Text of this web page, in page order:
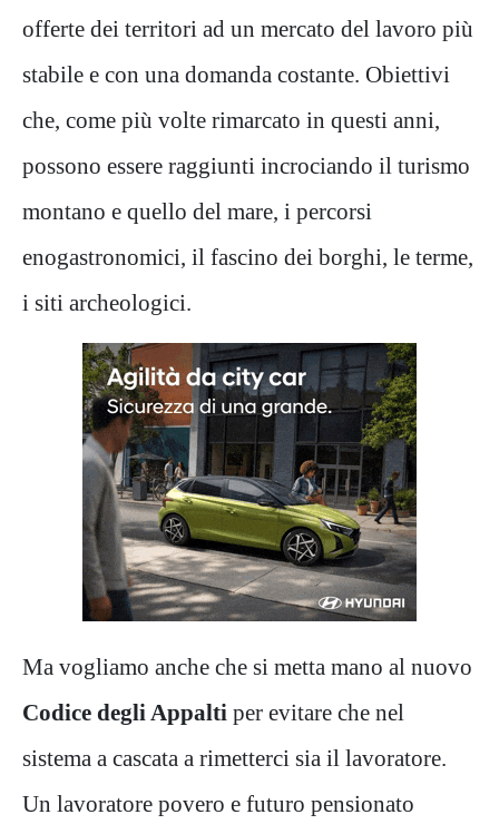
offerte dei territori ad un mercato del lavoro più
stabile e con una domanda costante. Obiettivi
che, come più volte rimarcato in questi anni,
possono essere raggiunti incrociando il turismo
montano e quello del mare, i percorsi
enogastronomici, il fascino dei borghi, le terme,
i siti archeologici.
Ma vogliamo anche che si metta mano al nuovo
Codice degli Appalti per evitare che nel
sistema a cascata a rimetterci sia il lavoratore.
Un lavoratore povero e futuro pensionato